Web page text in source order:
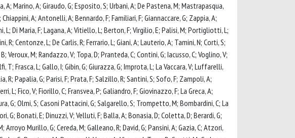
Marino, A; Giraudo, G; Esposito, S; Urbani, A; De Pastena, M; Mastrapasqua,
A; Antonelli, A; Bennardo, F; Familiari, F; Giannaccare, G; Zappia, A;
L; Di Maria, F; Lagana, A; Vitiello, L; Berton, F; Virgilio, E; Palisi, M; Portigliotti, L;
Centonze, L; De Carlis, R; Ferrario, L; Giani, A; Lauterio, A; Tamini, N; Corti, S;
M; Randazzo, V; Topa, D; Pranteda, C; Contini, G; Iacusso, C; Voglino, V;
T; Frasca, L; Gallo, I; Gibin, G; Giurazza, G; Improta, L; La Vaccara, V; Luffarelli,
R; Papalia, G; Parisi, F; Prata, F; Salzillo, R; Santini, S; Sofo, F; Zampoli, A;
L; Fico, V; Fiorillo, C; Fransvea, P; Galiandro, F; Giovinazzo, F; La Greca, A;
G; Olmi, S; Casoni Pattacini, G; Salgarello, S; Trompetto, M; Bombardini, C; La
G; Bonati, E; Dinuzzi, V; Velluti, F; Balla, A; Bonasia, D; Coletta, D; Berardi, G;
Arroyo Murillo, G; Cereda, M; Galleano, R; David, G; Pansini, A; Gazia, C; Atzori,